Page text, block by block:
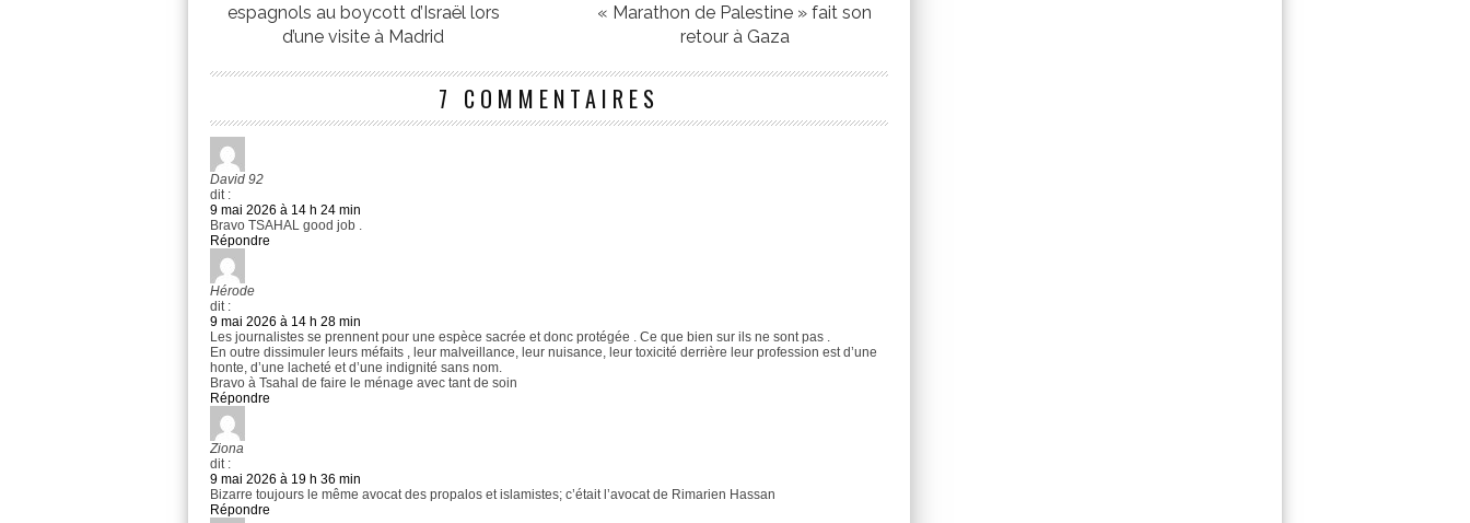
espagnols au boycott d’Israël lors
d’une visite à Madrid
« Marathon de Palestine » fait son
retour à Gaza
7 COMMENTAIRES
David 92
dit :
9 mai 2026 à 14 h 24 min
Bravo TSAHAL good job .
Répondre
Hérode
dit :
9 mai 2026 à 14 h 28 min
Les journalistes se prennent pour une espèce sacrée et donc protégée . Ce que bien sur ils ne sont pas .
En outre dissimuler leurs méfaits , leur malveillance, leur nuisance, leur toxicité derrière leur profession est d’une
honte, d’une lacheté et d’une indignité sans nom.
Bravo à Tsahal de faire le ménage avec tant de soin
Répondre
Ziona
dit :
9 mai 2026 à 19 h 36 min
Bizarre toujours le même avocat des propalos et islamistes; c’était l’avocat de Rimarien Hassan
Répondre